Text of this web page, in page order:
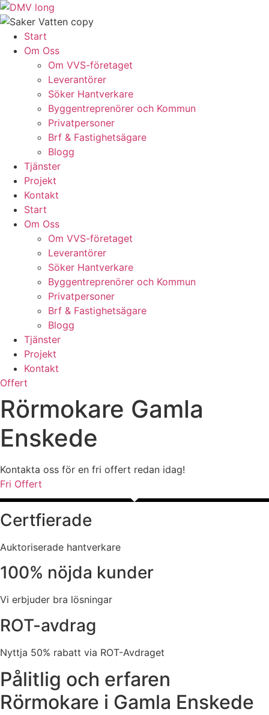
Skip
to
contentStart
Om Oss
Om VVS-företaget
Leverantörer
Söker Hantverkare
Byggentreprenörer och Kommun
Privatpersoner
Brf & Fastighetsägare
Blogg
Tjänster
Projekt
Kontakt
Start
Om Oss
Om VVS-företaget
Leverantörer
Söker Hantverkare
Byggentreprenörer och Kommun
Privatpersoner
Brf & Fastighetsägare
Blogg
Tjänster
Projekt
Kontakt
Offert
Rörmokare Gamla
Enskede
Kontakta oss för en fri offert redan idag!
Fri Offert
Certfierade
Auktoriserade hantverkare
100% nöjda kunder
Vi erbjuder bra lösningar
ROT-avdrag
Nyttja 50% rabatt via ROT-Avdraget
Pålitlig och erfaren
Rörmokare i Gamla Enskede